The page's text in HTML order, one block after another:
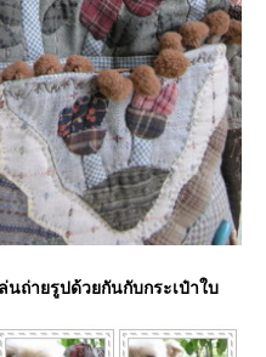
นถ่ายรูปด้วยกันกับกระเป๋าใบ